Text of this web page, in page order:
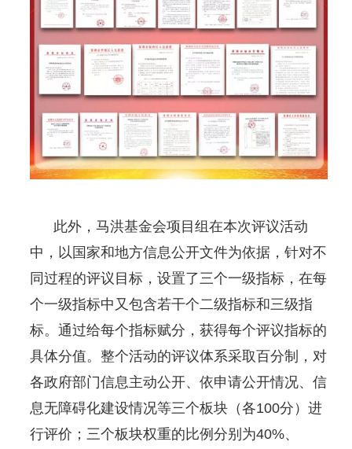
此外，马洪基金会项目组在本次评议活动
中，以国家和地方信息公开文件为依据，针对不
同过程的评议目标，设置了三个一级指标，在每
个一级指标中又包含若干个二级指标和三级指
标。通过给每个指标赋分，获得每个评议指标的
具体分值。整个活动的评议体系采取百分制，对
各政府部门信息主动公开、依申请公开情况、信
息无障碍化建设情况等三个板块（各100分）进
行评价；三个板块权重的比例分别为40%、